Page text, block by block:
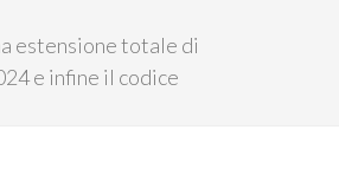
estensione totale di
e infine il codice